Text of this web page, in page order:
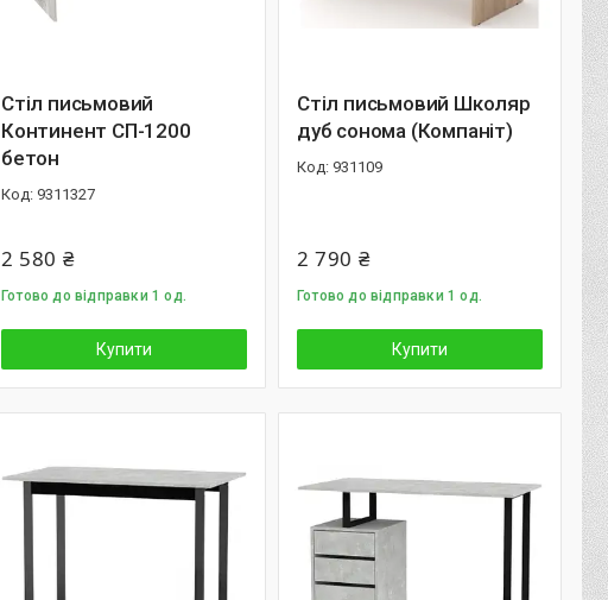
Стіл письмовий
Континент СП-1200
бетон
9311327
2 580 ₴
Готово до відправки 1 од.
Купити
Стіл письмовий Школяр
дуб сонома (Компаніт)
931109
2 790 ₴
Готово до відправки 1 од.
Купити